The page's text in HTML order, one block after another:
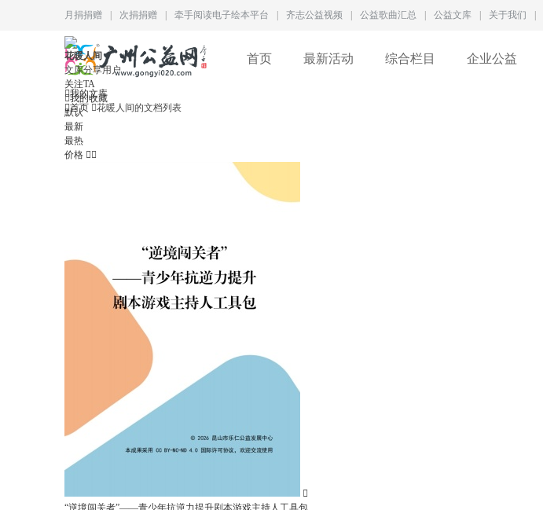
月捐捐赠 次捐捐赠 牵手阅读电子绘本平台 齐志公益视频 公益歌曲汇总 公益文库 关于我们
首页 最新活动 综合栏目 企业公益
我的文库
首页 花暖人间的文档列表
花暖人间
文库分享用户
关注TA
我的收藏
默认
最新
最热
价格 

“逆境闯关者”——青少年抗逆力提升剧本游戏主持人工具包